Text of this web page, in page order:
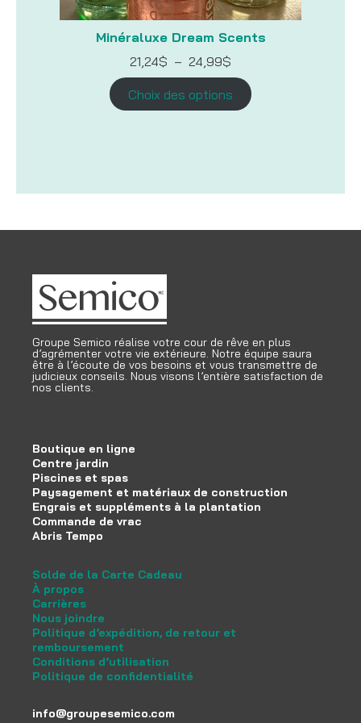
Minéraluxe Dream Scents
21,24$ – 24,99$
de
prix :
21,24$
à
Choix des options
Groupe Semico réalise votre cour de rêve en plus
d’agrémenter votre vie extérieure. Notre équipe saura
être à l’écoute de vos besoins et vous transmettre de
judicieux conseils. Nous visons l’entière satisfaction de
nos clients.
Boutique en ligne
Centre jardin
Piscines et spas
Paysagement et matériaux de construction
Engrais et suppléments à la plantation
Commande de vrac
Abris Tempo
Solde de la Carte Cadeau
À propos
Carrières
Nous joindre
Politique d’expédition, de retour et
remboursement
Conditions d’utilisation
Politique de confidentialité
info@groupesemico.com